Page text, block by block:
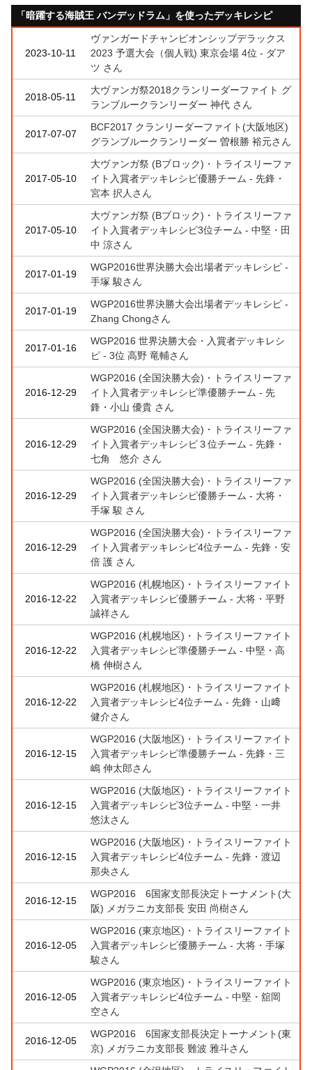
「暗躍する海賊王 バンデッドラム」を使ったデッキレシピ
2023-10-11
ヴァンガードチャンピオンシップデラックス
2023 予選大会（個人戦) 東京会場 4位 - ダア
ツ さん
2018-05-11
大ヴァンガ祭2018クランリーダーファイト グ
ランブルークランリーダー 神代 さん
2017-07-07
BCF2017 クランリーダーファイト(大阪地区)
グランブルークランリーダー 曽根勝 裕元さん
2017-05-10
大ヴァンガ祭 (Bブロック)・トライスリーファ
イト入賞者デッキレシピ優勝チーム - 先鋒・
宮本 択人さん
2017-05-10
大ヴァンガ祭 (Bブロック)・トライスリーファ
イト入賞者デッキレシピ3位チーム - 中堅・田
中 涼さん
2017-01-19
WGP2016世界決勝大会出場者デッキレシピ -
手塚 駿さん
2017-01-19
WGP2016世界決勝大会出場者デッキレシピ -
Zhang Chongさん
2017-01-16
WGP2016 世界決勝大会・入賞者デッキレシ
ピ - 3位 高野 竜輔さん
2016-12-29
WGP2016 (全国決勝大会)・トライスリーファ
イト入賞者デッキレシピ準優勝チーム - 先
鋒・小山 優貴 さん
2016-12-29
WGP2016 (全国決勝大会)・トライスリーファ
イト入賞者デッキレシピ３位チーム - 先鋒・
七角 悠介 さん
2016-12-29
WGP2016 (全国決勝大会)・トライスリーファ
イト入賞者デッキレシピ優勝チーム - 大将・
手塚 駿 さん
2016-12-29
WGP2016 (全国決勝大会)・トライスリーファ
イト入賞者デッキレシピ4位チーム - 先鋒・安
倍 護 さん
2016-12-22
WGP2016 (札幌地区)・トライスリーファイト
入賞者デッキレシピ優勝チーム - 大将・平野
誠祥さん
2016-12-22
WGP2016 (札幌地区)・トライスリーファイト
入賞者デッキレシピ準優勝チーム - 中堅・高
橋 伸樹さん
2016-12-22
WGP2016 (札幌地区)・トライスリーファイト
入賞者デッキレシピ4位チーム - 先鋒・山﨑
健介さん
2016-12-15
WGP2016 (大阪地区)・トライスリーファイト
入賞者デッキレシピ準優勝チーム - 先鋒・三
嶋 伸太郎さん
2016-12-15
WGP2016 (大阪地区)・トライスリーファイト
入賞者デッキレシピ3位チーム - 中堅・一井
悠汰さん
2016-12-15
WGP2016 (大阪地区)・トライスリーファイト
入賞者デッキレシピ4位チーム - 先鋒・渡辺
那央さん
2016-12-15
WGP2016 6国家支部長決定トーナメント(大
阪) メガラニカ支部長 安田 尚樹さん
2016-12-05
WGP2016 (東京地区)・トライスリーファイト
入賞者デッキレシピ優勝チーム - 大将・手塚
駿さん
2016-12-05
WGP2016 (東京地区)・トライスリーファイト
入賞者デッキレシピ4位チーム - 中堅・舘岡
空さん
2016-12-05
WGP2016 6国家支部長決定トーナメント(東
京) メガラニカ支部長 難波 雅斗さん